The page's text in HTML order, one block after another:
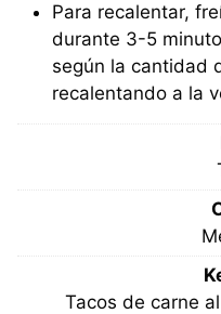
Para recalentar,
durante 3-5
según la cantidad
recalentando a la
Tacos de carne